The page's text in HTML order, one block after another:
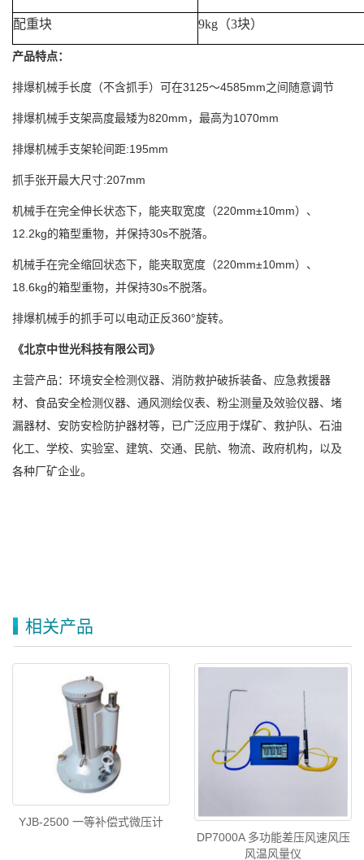
配重块 9kg （3块）
产品特点：
排爆机械手长度（不含抓手）可在3125～4585mm之间随意调节
排爆机械手支架高度最矮为820mm，最高为1070mm
排爆机械手支架轮间距:195mm
抓手张开最大尺寸:207mm
机械手在完全伸长状态下，能夹取宽度（220mm±10mm）、
12.2kg的箱型重物，并保持30s不脱落。
机械手在完全缩回状态下，能夹取宽度（220mm±10mm）、
18.6kg的箱型重物，并保持30s不脱落。
排爆机械手的抓手可以电动正反360°旋转。
《北京中世光科技有限公司》
主营产品：环境安全检测仪器、消防救护破拆装备、应急救援器
材、食品安全检测仪器、通风测绘仪表、粉尘测量及效验仪器、堵
漏器材、安防安检防护器材等，已广泛应用于煤矿、救护队、石油
化工、学校、实验室、建筑、交通、民航、物流、政府机构，以及
各种厂矿企业。
相关产品
YJB-2500 一等补偿式微压计
DP7000A 多功能差压风速风压
风温风量仪